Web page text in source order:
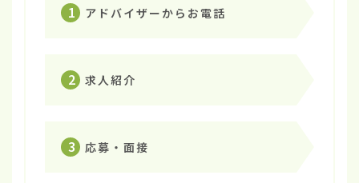
1 アドバイザーからお電話
2 求人紹介
3 応募・面接